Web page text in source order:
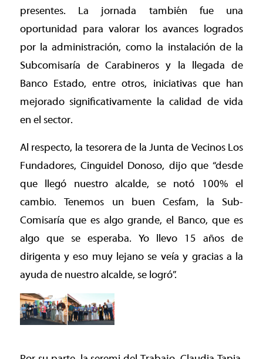
presentes. La jornada también fue una
oportunidad para valorar los avances logrados
por la administración, como la instalación de la
Subcomisaría de Carabineros y la llegada de
Banco Estado, entre otros, iniciativas que han
mejorado significativamente la calidad de vida
en el sector.
Al respecto, la tesorera de la Junta de Vecinos Los
Fundadores, Cinguidel Donoso, dijo que “desde
que llegó nuestro alcalde, se notó 100% el
cambio. Tenemos un buen Cesfam, la Sub-
Comisaría que es algo grande, el Banco, que es
algo que se esperaba. Yo llevo 15 años de
dirigenta y eso muy lejano se veía y gracias a la
ayuda de nuestro alcalde, se logró”.